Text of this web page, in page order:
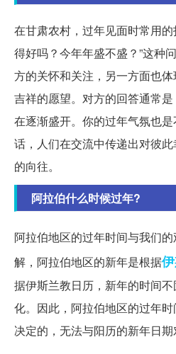
在甘肃农村，过年见面时常用
得好吗？今年年盛不盛？”这种
方的关怀和关注，另一方面也
吉祥的愿望。对方的回答通常
在逐渐盛开。你的过年气氛也
话，人们在交流中传递出对彼
的向往。
阿拉伯什么时候过年?
阿拉伯地区的过年时间与我们
解，阿拉伯地区的新年是根据
据伊斯兰教日历，新年的时间
化。因此，阿拉伯地区的过年
决定的，无法与阳历的新年日期